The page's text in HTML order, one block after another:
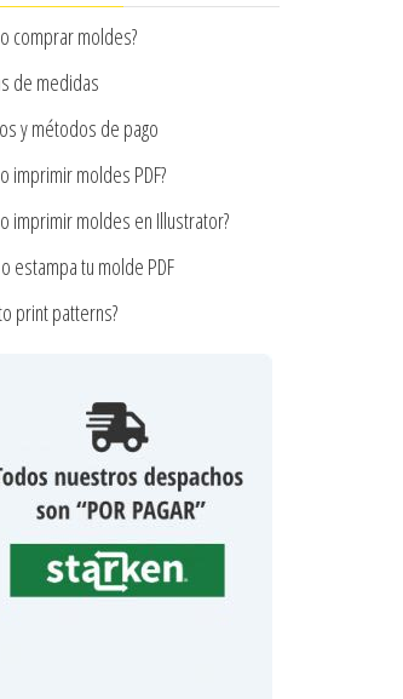
comprar moldes?
de medidas
y métodos de pago
imprimir moldes PDF?
imprimir moldes en Illustrator?
estampa tu molde PDF
print patterns?